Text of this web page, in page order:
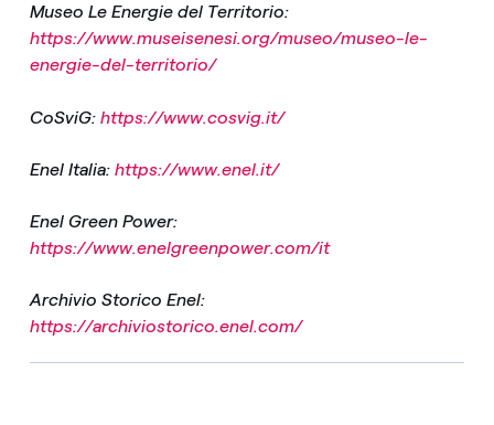
Museo Le Energie del Territorio:
https://www.museisenesi.org/museo/museo-le-
energie-del-territorio/
CoSviG: https://www.cosvig.it/
Enel Italia: https://www.enel.it/
Enel Green Power:
https://www.enelgreenpower.com/it
Archivio Storico Enel:
https://archiviostorico.enel.com/